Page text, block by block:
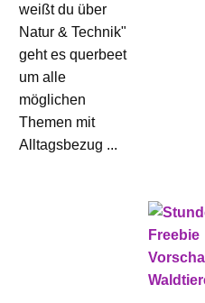
weißt du über
Natur & Technik"
geht es querbeet
um alle
möglichen
Themen mit
Alltagsbezug ...